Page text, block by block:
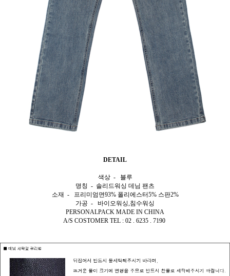
DETAIL
색상 - 블루
명칭 - 솔리드워싱 데님 팬츠
소재 - 프리미엄면93% 폴리에스터5% 스판2%
가공 - 바이오워싱,침수워싱
PERSONALPACK MADE IN CHINA
A/S COSTOMER TEL : 02 . 6235 . 7190